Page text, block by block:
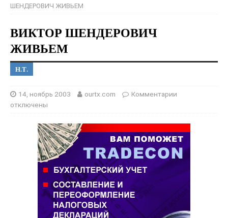
ШЕНДЕРОВИЧ ЖИВЬЕМ
ВИКТОР ШЕНДЕРОВИЧ
ЖИВЬЕМ
Н.Т.
14, ноябрь 2003 ourtx.com
Комментарии
отключены